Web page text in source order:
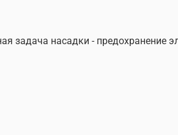
задача насадки - предохранение